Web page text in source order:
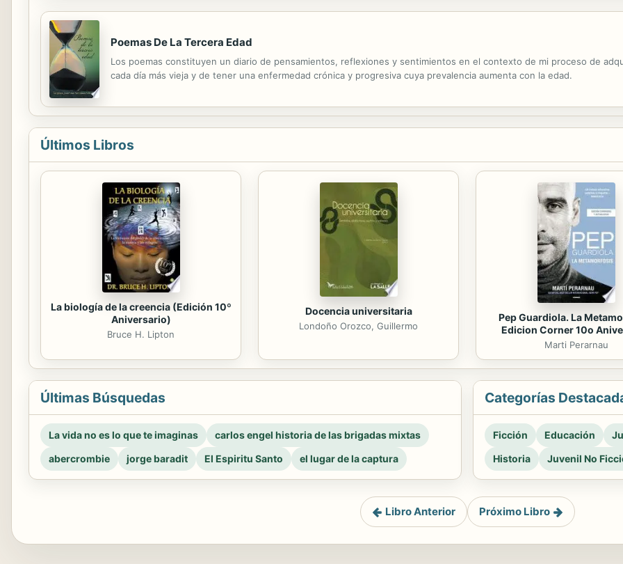
Poemas De La Tercera Edad
Los poemas constituyen un diario de pensamientos, reflexiones y sentimientos en el contexto de mi proceso de
cada día más vieja y de tener una enfermedad crónica y progresiva cuya prevalencia aumenta con la edad.
Últimos Libros
La biología de la creencia (Edición 10º
Aniversario)
Bruce H. Lipton
Docencia universitaria
Londoño Orozco, Guillermo
Pep Guardiola. La
Edicion Corner 10o
Marti Perarnau
Últimas Búsquedas
La vida no es lo que te imaginas
carlos engel historia de las brigadas mixtas
abercrombie
jorge baradit El Espiritu Santo el lugar de la captura
Categorías
Ficción Educación
Historia
Juvenil No
Libro Anterior Próximo Libro